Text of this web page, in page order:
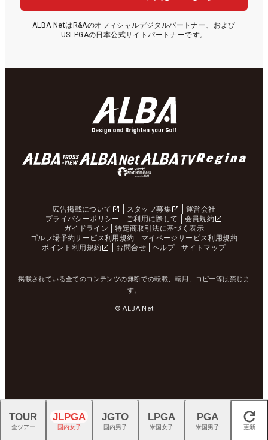
ALBA NetはR&Aのオフィシャルデジタルパートナー、および
USLPGAの日本公式サイトパートナーです。
広告掲載について スタッフ募集
運営会社
プライバシーポリシー
ご利用に際して
会員規約
ガイドライン
特定商取引法に基づく表示
ゴルフ場予約サービス利用規約
マイページサービス利用規約
ポイント利用規約
お問合せ ヘルプ サイトマップ
掲載されている全てのコンテンツの無断での転載、転用、コピー等は禁じま
す。
© ALBA Net
閉じる
TOUR
全ツアー
JLPGA
国内女子
JGTO
国内男子
LPGA
米国女子
PGA
米国男子 更新